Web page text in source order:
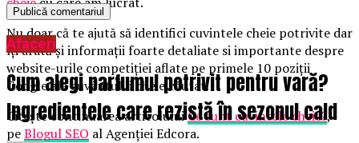
Nu doar că te ajută să identifici cuvintele cheie potrivite dar
îți arată și informații foarte detaliate si importante despre
website-urile competiției aflate pe primele 10 poziții
Google ale cuvântului cheie căutat.
Citește continuarea articoluluiCe sunt cuvintele cheie?,
peBlogul SEO al Agenției Edcora.
Afaceri
Cum alegi parfumul potrivit pentru vară?
Ingredientele care rezistă în sezonul cald